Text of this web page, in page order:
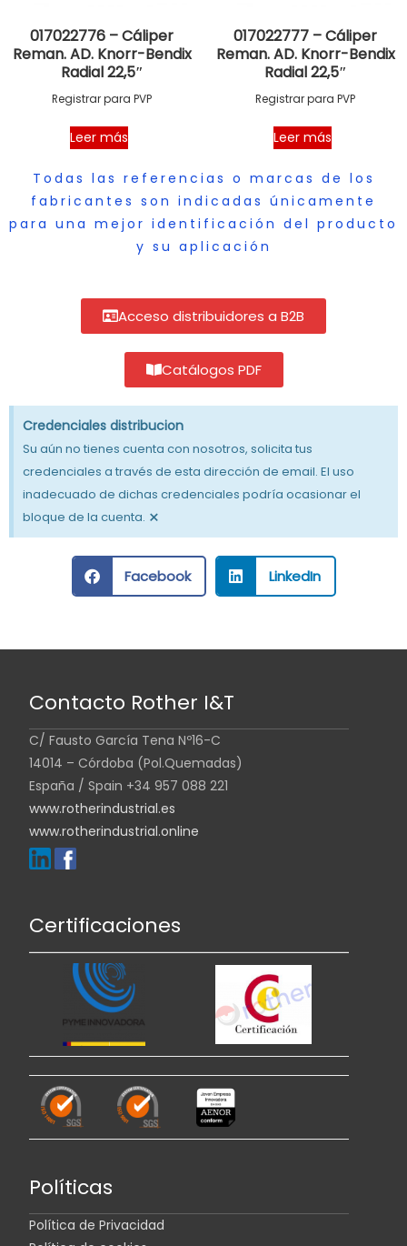
017022776 – Cáliper
Reman. AD. Knorr-Bendix
Radial 22,5″
Registrar para PVP
Leer más
017022777 – Cáliper
Reman. AD. Knorr-Bendix
Radial 22,5″
Registrar para PVP
Leer más
Todas las referencias o marcas de los
fabricantes son indicadas únicamente
para una mejor identificación del producto
y su aplicación
Acceso distribuidores a B2B
Catálogos PDF
Credenciales distribucion
Su aún no tienes cuenta con nosotros, solicita tus
credenciales a través de esta dirección de email. El uso
inadecuado de dichas credenciales podría ocasionar el
bloque de la cuenta. ×
Facebook LinkedIn
Contacto Rother I&T
C/ Fausto García Tena Nº16-C
14014 – Córdoba (Pol.Quemadas)
España / Spain +34 957 088 221
www.rotherindustrial.es
www.rotherindustrial.online
Certificaciones
Políticas
Política de Privacidad